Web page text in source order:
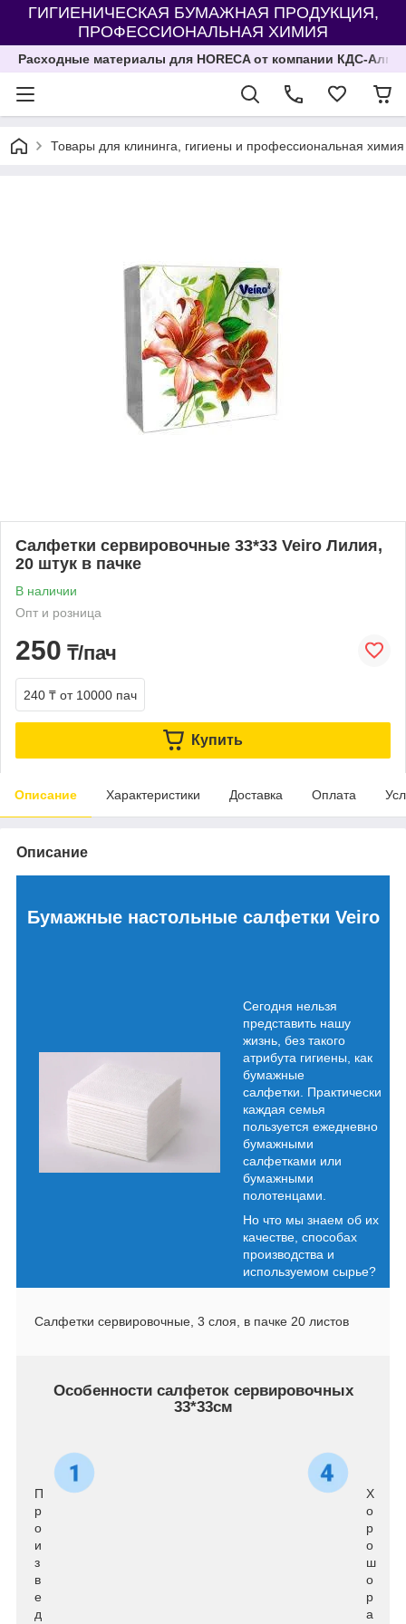
ГИГИЕНИЧЕСКАЯ БУМАЖНАЯ ПРОДУКЦИЯ,
ПРОФЕССИОНАЛЬНАЯ ХИМИЯ
Расходные материалы для HORECA от компании КДС-
Товары для клининга, гигиены и профессиональная химия
Салфетки сервировочные 33*33 Veiro Лилия,
20 штук в пачке
В наличии
Опт и розница
250 ₸/пач
240 ₸ от 10000 пач
Купить
Описание Характеристики Доставка Оплата
Описание
Бумажные настольные салфетки Veiro
Сегодня нельзя
представить нашу
жизнь, без такого
атрибута гигиены, как
бумажные
салфетки. Практически
каждая семья
пользуется ежедневно
бумажными
салфетками или
бумажными
полотенцами.
Но что мы знаем об их
качестве, способах
производства и
используемом сырье?
Салфетки сервировочные, 3 слоя, в пачке 20 листов
Особенности салфеток сервировочных
33*33см
П
р
о
и
з
в
е
д
Х
о
р
о
ш
о
р
а